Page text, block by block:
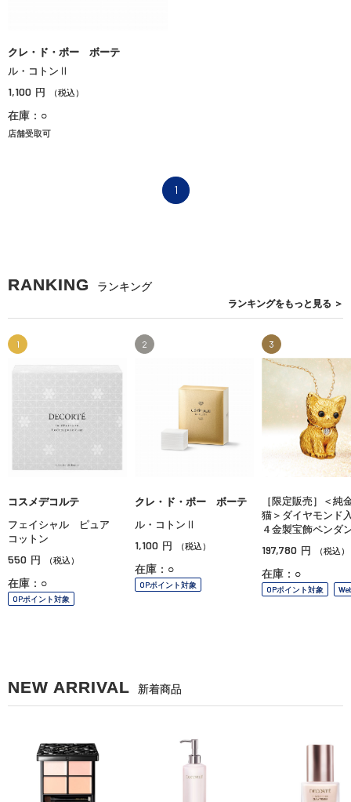
クレ・ド・ポー ボーテ
ル・コトンⅡ
1,100 円 （税込）
在庫：○
店舗受取可
1
RANKING ランキング
ランキングをもっと見る ＞
1
コスメデコルテ
フェイシャル ピュア
コットン
550 円 （税込）
在庫：○
OPポイント対象
2
クレ・ド・ポー ボーテ
ル・コトンⅡ
1,100 円 （税込）
在庫：○
OPポイント対象
3
［限定販売］＜純
猫＞ダイヤモンド
４金製宝飾ペンダ
197,780 円 （税込）
在庫：○
OPポイント対象
NEW ARRIVAL 新着商品